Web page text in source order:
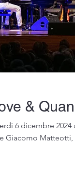
&
6 dicembre 2024
Giacomo Matteotti,